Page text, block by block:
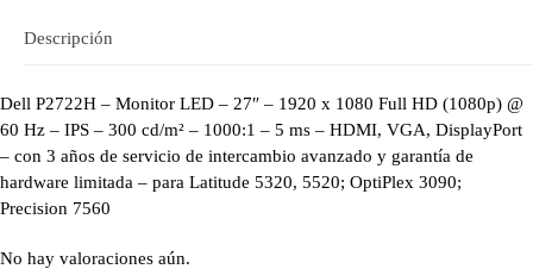
Descripción
Dell P2722H – Monitor LED – 27″ – 1920 x 1080 Full HD (1080p) @
60 Hz – IPS – 300 cd/m² – 1000:1 – 5 ms – HDMI, VGA, DisplayPort
– con 3 años de servicio de intercambio avanzado y garantía de
hardware limitada – para Latitude 5320, 5520; OptiPlex 3090;
Precision 7560
No hay valoraciones aún.